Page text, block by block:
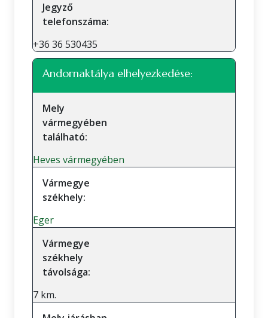
Jegyző
telefonszáma:
+36 36 530435
Andornaktálya elhelyezkedése:
Mely
vármegyében
található:
Heves vármegyében
Vármegye
székhely:
Eger
Vármegye
székhely
távolsága:
7 km.